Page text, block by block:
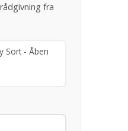
fra
Sort - Åben